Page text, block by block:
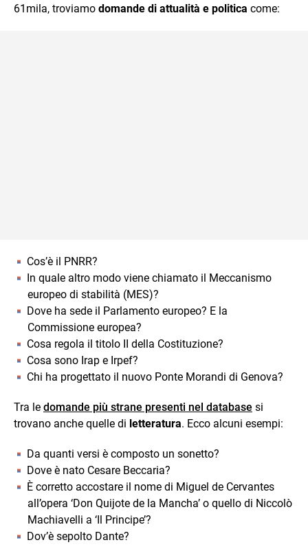
61mila, troviamo domande di attualità e politica come:
Cos’è il PNRR?
In quale altro modo viene chiamato il Meccanismo
europeo di stabilità (MES)?
Dove ha sede il Parlamento europeo? E la
Commissione europea?
Cosa regola il titolo II della Costituzione?
Cosa sono Irap e Irpef?
Chi ha progettato il nuovo Ponte Morandi di Genova?
Tra le domande più strane presenti nel database si
trovano anche quelle di letteratura. Ecco alcuni esempi:
Da quanti versi è composto un sonetto?
Dove è nato Cesare Beccaria?
È corretto accostare il nome di Miguel de Cervantes
all’opera ‘Don Quijote de la Mancha’ o quello di Niccolò
Machiavelli a ‘Il Principe’?
Dov’è sepolto Dante?